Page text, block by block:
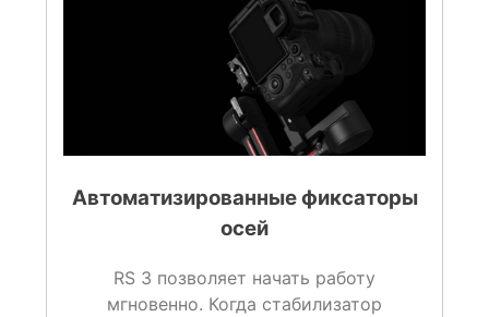
Автоматизированные фиксаторы
осей
RS 3 позволяет начать работу
мгновенно. Когда стабилизатор